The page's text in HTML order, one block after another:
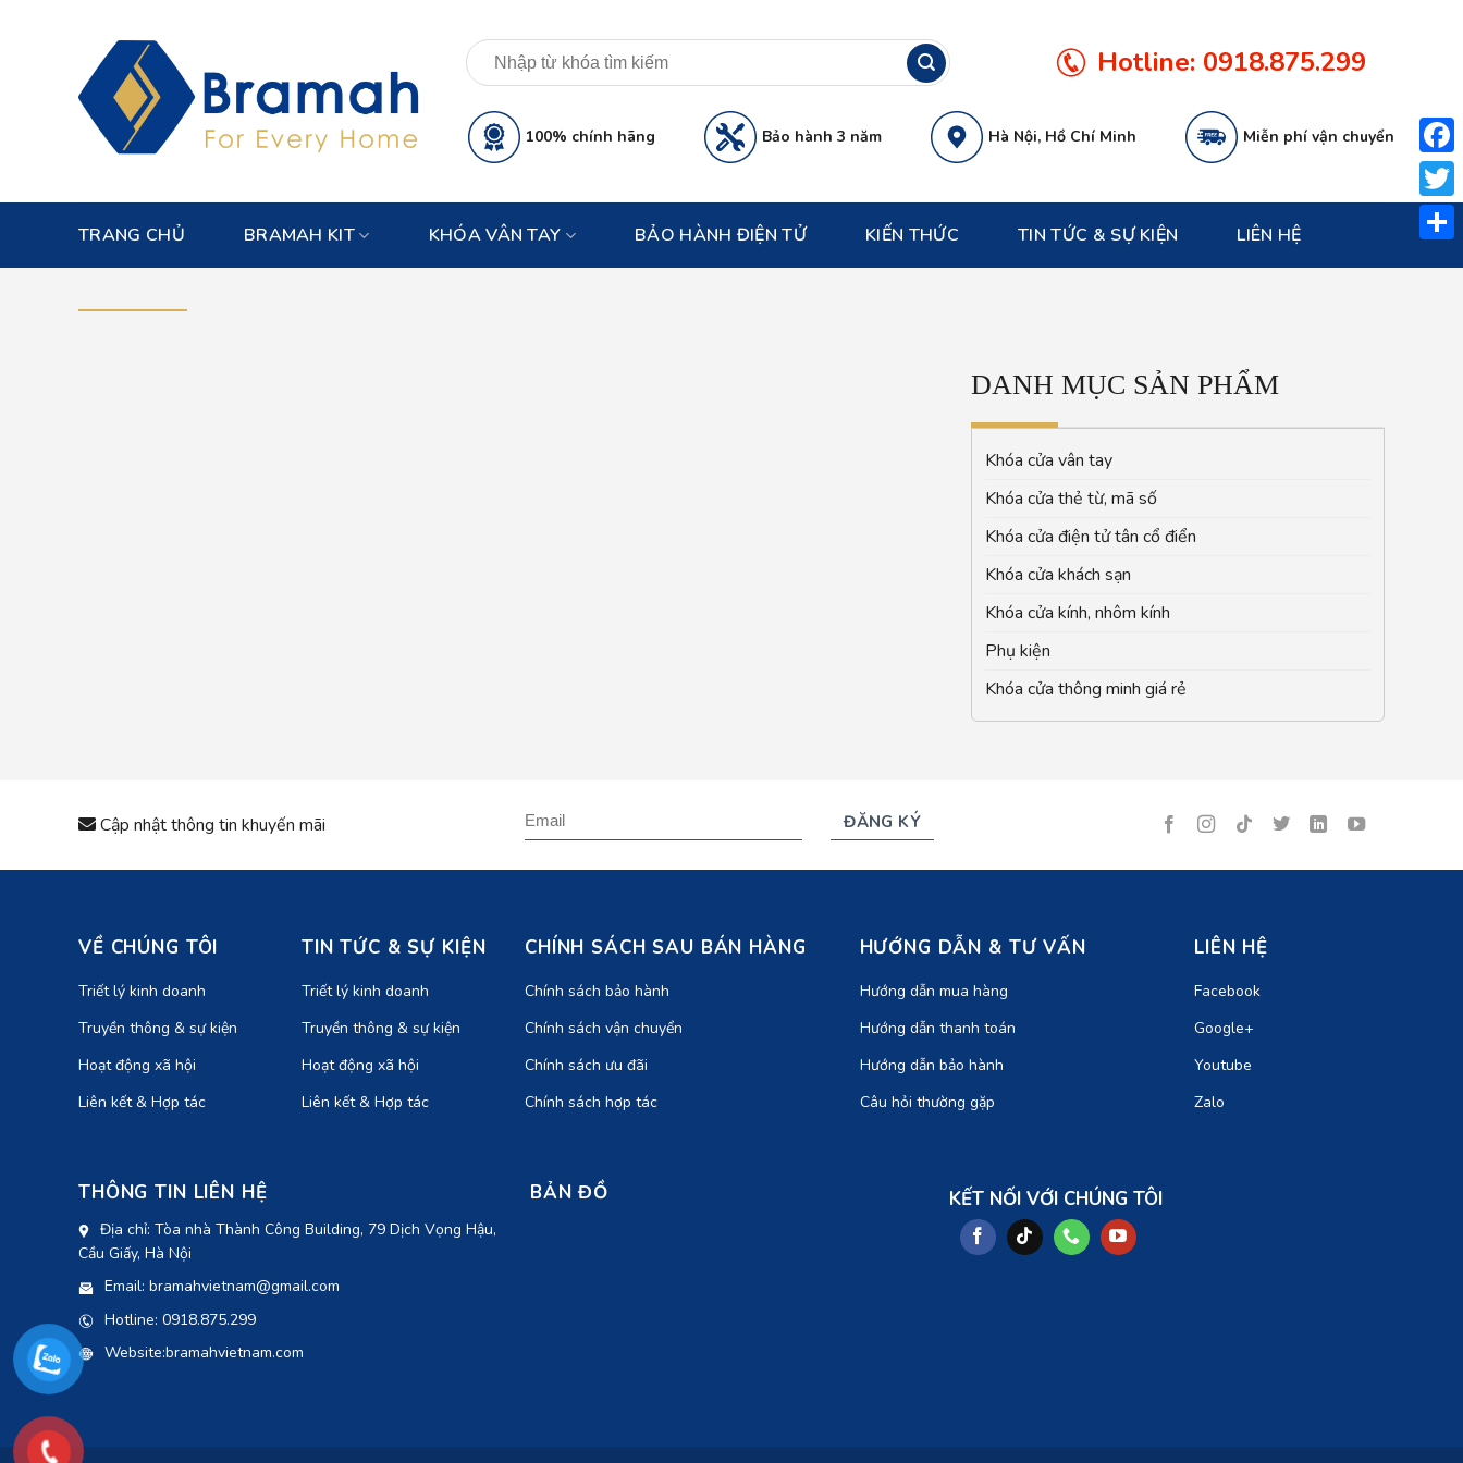
Hotline: 0918.875.299
100% chính hãng Bảo hành 3 năm Hà Nội, Hồ Chí Minh Miễn phí vận chuyển
TRANG CHỦ BRAMAH KIT KHÓA VÂN TAY BẢO HÀNH ĐIỆN TỬ KIẾN THỨC TIN TỨC & SỰ KIỆN LIÊN HỆ
DANH MỤC SẢN PHẨM
Khóa cửa vân tay
Khóa cửa thẻ từ, mã số
Khóa cửa điện tử tân cổ điển
Khóa cửa khách sạn
Khóa cửa kính, nhôm kính
Phụ kiện
Khóa cửa thông minh giá rẻ
Cập nhật thông tin khuyến mãi
VỀ CHÚNG TÔI
Triết lý kinh doanh
Truyền thông & sự kiện
Hoạt động xã hội
Liên kết & Hợp tác
TIN TỨC & SỰ KIỆN
Triết lý kinh doanh
Truyền thông & sự kiện
Hoạt động xã hội
Liên kết & Hợp tác
CHÍNH SÁCH SAU BÁN HÀNG
Chính sách bảo hành
Chính sách vận chuyển
Chính sách ưu đãi
Chính sách hợp tác
HƯỚNG DẪN & TƯ VẤN
Hướng dẫn mua hàng
Hướng dẫn thanh toán
Hướng dẫn bảo hành
Câu hỏi thường gặp
LIÊN HỆ
Facebook
Google+
Youtube
Zalo
THÔNG TIN LIÊN HỆ
Địa chỉ: Tòa nhà Thành Công Building, 79 Dịch Vọng Hậu,
Cầu Giấy, Hà Nội
Email: bramahvietnam@gmail.com
Hotline: 0918.875.299
Website:bramahvietnam.com
BẢN ĐỒ KẾT NỐI VỚI CHÚNG TÔI